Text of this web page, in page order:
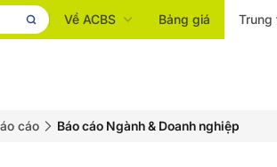
Về ACBS Bảng giá Trung
cáo Báo cáo Ngành & Doanh nghiệp